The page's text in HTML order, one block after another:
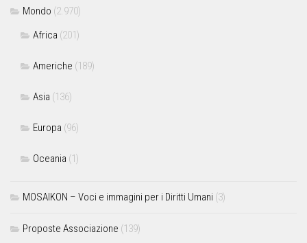
Mondo (2.970)
Africa (201)
Americhe (189)
Asia (136)
Europa (96)
Oceania (1)
MOSAIKON – Voci e immagini per i Diritti Umani (3)
Proposte Associazione (139)